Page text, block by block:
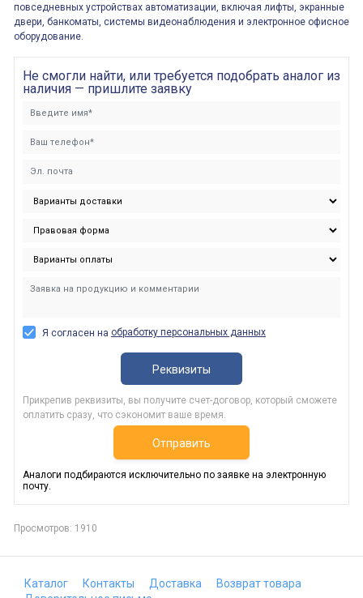
повседневных устройствах автоматизации, включая лифты, экранные
двери, банкоматы, системы видеонаблюдения и электронное офисное
оборудование.
Не смогли найти, или требуется подобрать аналог из
наличия — пришлите заявку
Я согласен на обработку персональных данных
Реквизиты
Прикрепив реквизиты, вы получите счет-договор, который сможете
оплатить сразу, что сэкономит ваше время.
Отправить
Аналоги подбираются исключительно по заявке на электронную
почту.
Просмотров: 1910
Каталог Контакты Доставка
Возврат товара